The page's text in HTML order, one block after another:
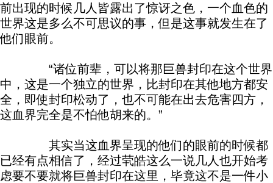
前出现的时候几人皆露出了惊讶之色，一个血色的
世界这是多么不可思议的事，但是这事就发生在了
他们眼前。
“诸位前辈，可以将那巨兽封印在这个世界
中，这是一个独立的世界，比封印在其他地方都安
全，即使封印松动了，也不可能在出去危害四方，
这血界完全是不怕他胡来的。”
其实当这血界呈现的他们的眼前的时候都
已经有点相信了，经过茕皓这么一说几人也开始考
虑要不要就将巨兽封印在这里，毕竟这不是一件小